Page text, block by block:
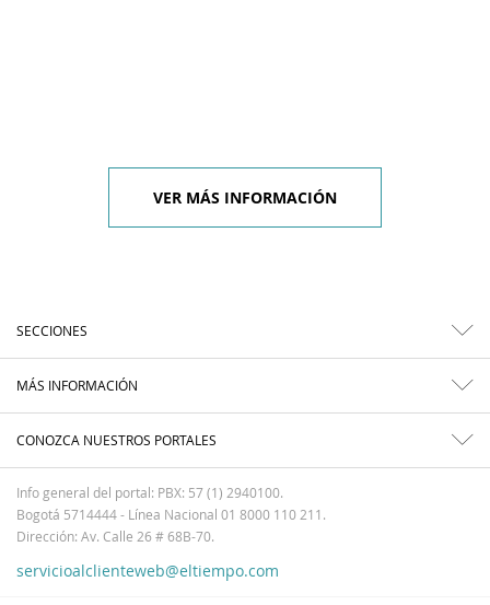
VER MÁS INFORMACIÓN
SECCIONES
MÁS INFORMACIÓN
CONOZCA NUESTROS PORTALES
Info general del portal: PBX: 57 (1) 2940100.
Bogotá 5714444 - Línea Nacional 01 8000 110 211.
Dirección: Av. Calle 26 # 68B-70.
servicioalclienteweb@eltiempo.com